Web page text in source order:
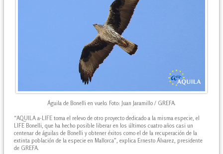
Águila de Bonelli en vuelo. Foto: Juan Jaramillo / GREFA.
“AQUILA a-LIFE toma el relevo de otro proyecto dedicado a la misma especie, el
LIFE Bonelli, que ha hecho posible liberar en los últimos cuatro años casi un
centenar de águilas de Bonelli y obtener éxitos como el de la recuperación de la
extinta población de la especie en Mallorca”, explica Ernesto Álvarez, presidente
de GREFA.